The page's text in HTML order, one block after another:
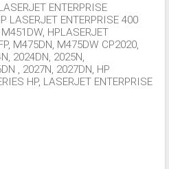
ENTERPRISE
LASERJET ENTERPRISE 400
HPLASERJET
M475DN, M475DW CP2020,
2024DN, 2025N,
, 2027N, 2027DN, HP
HP, LASERJET ENTERPRISE